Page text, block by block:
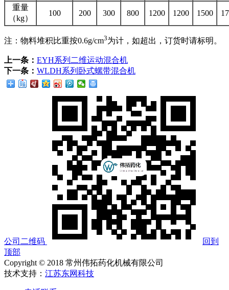
重量
（kg）
100 200 300 800 1200 1200 1500
注：物料堆积比重按0.6g/cm3为计，如超出，订货时请标明。
上一条： EYH系列二维运动混合机
下一条： WLDH系列卧式螺带混合机
公司二维码
回到
顶部
Copyright © 2018 常州伟拓药化机械有限公司
技术支持： 江苏东网科技